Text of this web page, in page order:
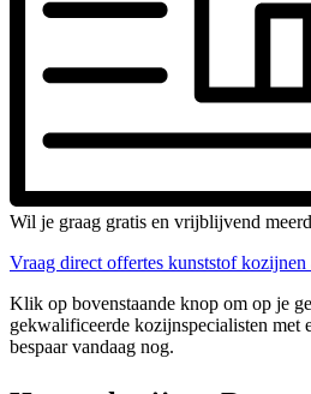
Wil je graag gratis en vrijblijvend
Vraag direct offertes kunststof kozijnen
Klik op bovenstaande knop om op je
gekwalificeerde kozijnspecialisten met
bespaar vandaag nog.